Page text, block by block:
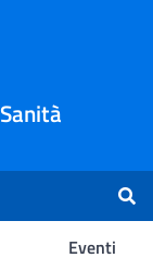
Eventi